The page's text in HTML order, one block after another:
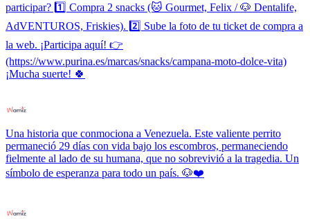
participar? 1️⃣ Compra 2 snacks (🐱 Gourmet, Felix / 🐶 Dentalife,
AdVENTUROS, Friskies). 2️⃣ Sube la foto de tu ticket de compra a
la web. ¡Participa aquí! 👉
(https://www.purina.es/marcas/snacks/campana-moto-dolce-vita)
¡Mucha suerte! 🍀
Una historia que conmociona a Venezuela. Este valiente perrito
permaneció 29 días con vida bajo los escombros, permaneciendo
fielmente al lado de su humana, que no sobrevivió a la tragedia. Un
símbolo de esperanza para todo un país. 🐶❤️